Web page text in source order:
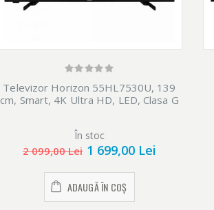
Televizor Horizon 55HL7530U, 139
cm, Smart, 4K Ultra HD, LED, Clasa G
În stoc
2 099,00 Lei 1 699,00 Lei
ADAUGĂ ÎN COȘ